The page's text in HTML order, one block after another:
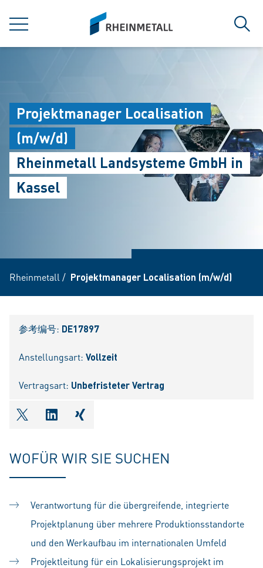
菜单
siteLogo
搜索
Projektmanager Localisation
(m/w/d)
Rheinmetall Landsysteme GmbH in
Kassel
Rheinmetall / Projektmanager Localisation (m/w/d)
参考编号: DE17897
Anstellungsart: Vollzeit
Vertragsart: Unbefristeter Vertrag
shareOntwitter
shareOnlinkedIn
shareOnxing
WOFÜR WIR SIE SUCHEN
Verantwortung für die übergreifende, integrierte
Projektplanung über mehrere Produktionsstandorte
und den Werkaufbau im internationalen Umfeld
Projektleitung für ein Lokalisierungsprojekt im